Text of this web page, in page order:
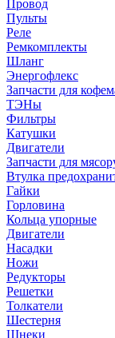
Провод
Пульты
Реле
Ремкомплекты
Шланг
Энергофлекс
Запчасти для
ТЭНы
Фильтры
Катушки
Двигатели
Запчасти для
Втулка
Гайки
Горловина
Кольца упорные
Двигатели
Насадки
Ножи
Редукторы
Решетки
Толкатели
Шестерня
Шнеки